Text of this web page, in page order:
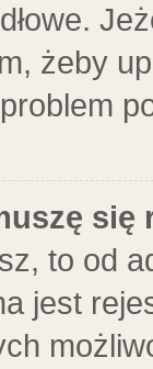
żeby
się
to od
jest